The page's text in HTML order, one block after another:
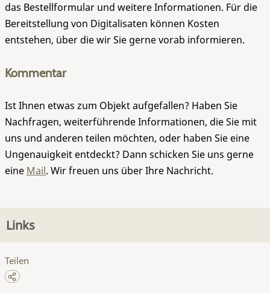
das Bestellformular und weitere Informationen. Für die
Bereitstellung von Digitalisaten können Kosten
entstehen, über die wir Sie gerne vorab informieren.
Kommentar
Ist Ihnen etwas zum Objekt aufgefallen? Haben Sie
Nachfragen, weiterführende Informationen, die Sie mit
uns und anderen teilen möchten, oder haben Sie eine
Ungenauigkeit entdeckt? Dann schicken Sie uns gerne
eine Mail. Wir freuen uns über Ihre Nachricht.
Links
Teilen